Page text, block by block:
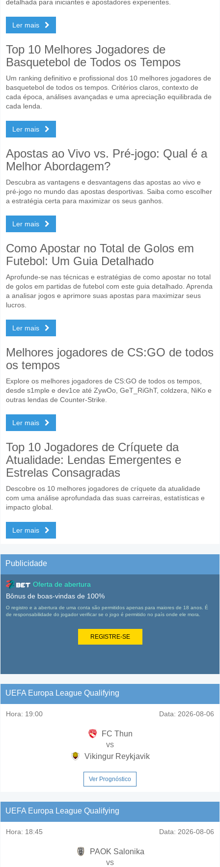
detalhada para iniciantes e apostadores experientes.
Ler mais
Top 10 Melhores Jogadores de
Basquetebol de Todos os Tempos
Um ranking definitivo e profissional dos 10 melhores jogadores de
basquetebol de todos os tempos. Critérios claros, contexto de
cada época, análises avançadas e uma apreciação equilibrada de
cada lenda.
Ler mais
Apostas ao Vivo vs. Pré-jogo: Qual é a
Melhor Abordagem?
Descubra as vantagens e desvantagens das apostas ao vivo e
pré-jogo no mundo das apostas desportivas. Saiba como escolher
a estratégia certa para maximizar os seus ganhos.
Ler mais
Como Apostar no Total de Golos em
Futebol: Um Guia Detalhado
Aprofunde-se nas técnicas e estratégias de como apostar no total
de golos em partidas de futebol com este guia detalhado. Aprenda
a analisar jogos e aprimore suas apostas para maximizar seus
lucros.
Ler mais
Melhores jogadores de CS:GO de todos
os tempos
Explore os melhores jogadores de CS:GO de todos os tempos,
desde s1mple e dev1ce até ZywOo, GeT_RiGhT, coldzera, NiKo e
outras lendas de Counter-Strike.
Ler mais
Top 10 Jogadores de Críquete da
Atualidade: Lendas Emergentes e
Estrelas Consagradas
Descobre os 10 melhores jogadores de críquete da atualidade
com uma análise aprofundada das suas carreiras, estatísticas e
impacto global.
Ler mais
Publicidade
Oferta de abertura
Bônus de boas-vindas de 100%
O registro e a abertura de uma conta são permitidos apenas para maiores de 18 anos. É
de responsabilidade do jogador verificar se o jogo é permitido no país onde ele mora.
REGISTRE-SE
UEFA Europa League Qualifying
Hora: 19:00 Data: 2026-08-06
FC Thun
vs
Vikingur Reykjavik
Ver Prognóstico
UEFA Europa League Qualifying
Hora: 18:45 Data: 2026-08-06
PAOK Salonika
vs